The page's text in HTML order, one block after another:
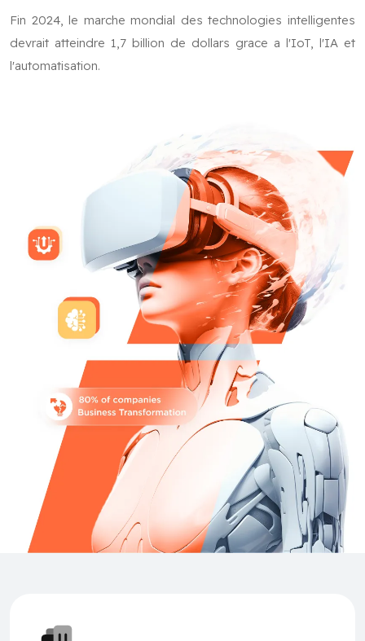
Fin 2024, le marche mondial des technologies intelligentes
devrait atteindre 1,7 billion de dollars grace a l'IoT, l'IA et
l'automatisation.